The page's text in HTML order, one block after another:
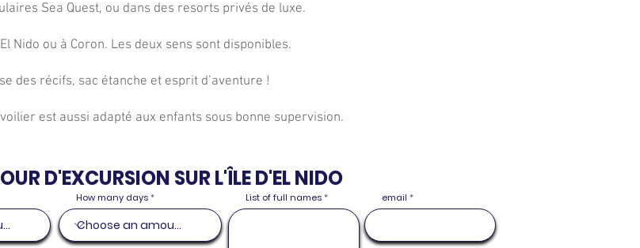
Sea Quest, ou dans des resorts privés de luxe.
Nido ou à Coron. Les deux sens sont disponibles.
des récifs, sac étanche et esprit d’aventure !
est aussi adapté aux enfants sous bonne supervision.
D'EXCURSION SUR L'ÎLE D'EL NIDO
How many days List of full names email